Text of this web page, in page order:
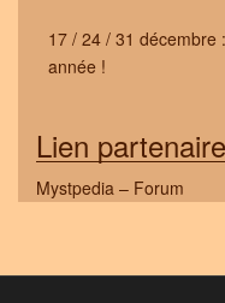
17 / 24 / 31 décembre
année !
Lien partenaire
Mystpedia – Forum